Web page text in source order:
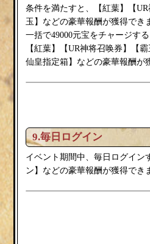
条件を満たすと、【紅葉】【
玉】などの豪華報酬が獲得でき
一括で49000元宝をチャージす
【紅葉】【UR神将召唤券】【
仙皇指定箱】などの豪華報酬が
9.毎日ログイン
イベント期間中、毎日ログイン
ン 】などの豪華報酬が獲得でき